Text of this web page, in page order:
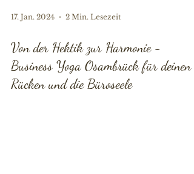
17. Jan. 2024 2 Min. Lesezeit
Von der Hektik zur Harmonie -
Business Yoga Osambrück für deinen
Rücken und die Büroseele